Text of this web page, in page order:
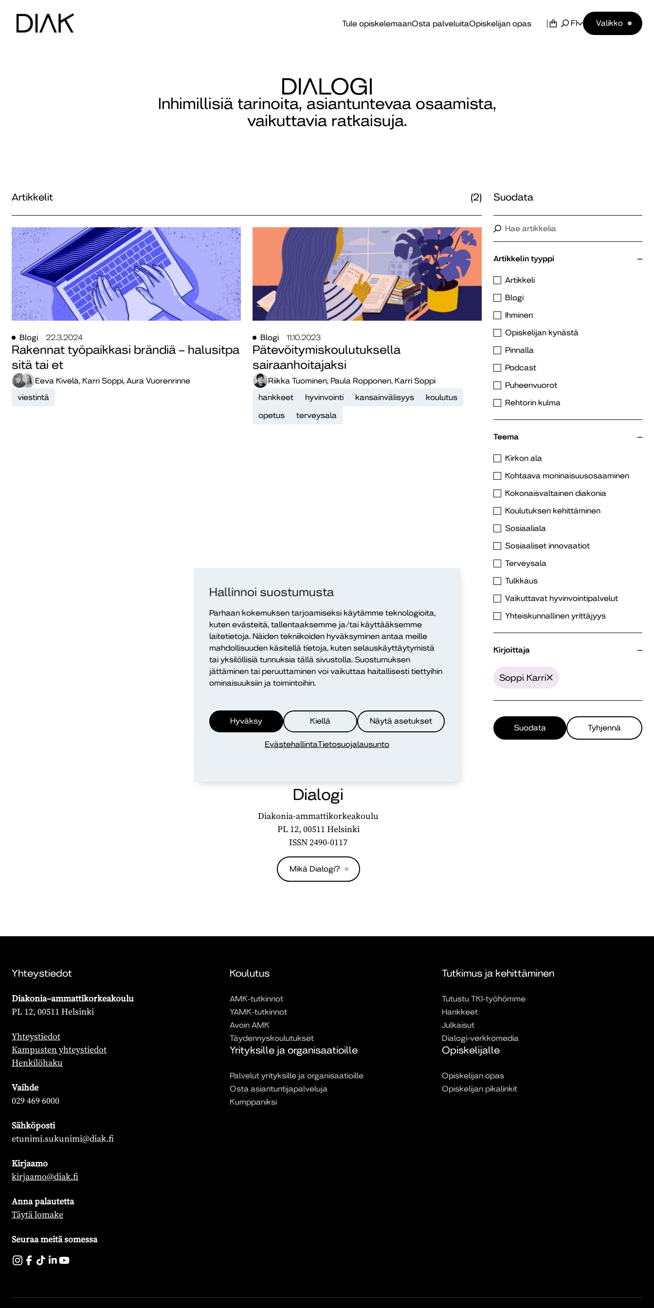
Hallinnoi suostumusta
Parhaan kokemuksen tarjoamiseksi käytämme teknologioita,
kuten evästeitä, tallentaaksemme ja/tai käyttääksemme
laitetietoja. Näiden tekniikoiden hyväksyminen antaa meille
mahdollisuuden käsitellä tietoja, kuten selauskäyttäytymistä
tai yksilöllisiä tunnuksia tällä sivustolla. Suostumuksen
jättäminen tai peruuttaminen voi vaikuttaa haitallisesti tiettyihin
ominaisuuksiin ja toimintoihin.
Hyväksy Kiellä Näytä asetukset
EvästehallintaTietosuojalausunto
Tule opiskelemaanOsta palveluitaOpiskelijan opas FI Valikko
Inhimillisiä tarinoita, asiantuntevaa osaamista,
vaikuttavia ratkaisuja.
Artikkelit (2)
Blogi 22.3.2024
Rakennat työpaikkasi brändiä – halusitpa
sitä tai et
Eeva Kivelä, Karri Soppi, Aura Vuorenrinne
viestintä
Blogi 11.10.2023
Pätevöitymiskoulutuksella
sairaanhoitajaksi
Riikka Tuominen, Paula Ropponen, Karri Soppi
hankkeet
hyvinvointi kansainvälisyys
koulutus
opetus
terveysala
Suodata
Artikkelin tyyppi
Artikkeli
Blogi
Ihminen
Opiskelijan kynästä
Pinnalla
Podcast
Puheenvuorot
Rehtorin kulma
Teema
Kirkon ala
Kohtaava moninaisuusosaaminen
Kokonaisvaltainen diakonia
Koulutuksen kehittäminen
Sosiaaliala
Sosiaaliset innovaatiot
Terveysala
Tulkkaus
Vaikuttavat hyvinvointipalvelut
Yhteiskunnallinen yrittäjyys
Kirjoittaja
Soppi Karri
Suodata Tyhjennä
Dialogi
Diakonia-ammattikorkeakoulu
PL 12, 00511 Helsinki
ISSN 2490-0117
Mikä Dialogi?
Yhteystiedot
Diakonia–ammattikorkeakoulu
PL 12, 00511 Helsinki
Yhteystiedot
Kampusten yhteystiedot
Henkilöhaku
Vaihde
029 469 6000
Sähköposti
etunimi.sukunimi@diak.fi
Kirjaamo
kirjaamo@diak.fi
Anna palautetta
Täytä lomake
Seuraa meitä somessa
Koulutus
AMK-tutkinnot
YAMK-tutkinnot
Avoin AMK
Täydennyskoulutukset
Yrityksille ja organisaatioille
Palvelut yrityksille ja organisaatioille
Osta asiantuntijapalveluja
Kumppaniksi
Tutkimus ja kehittäminen
Tutustu TKI-työhömme
Hankkeet
Julkaisut
Dialogi-verkkomedia
Opiskelijalle
Opiskelijan opas
Opiskelijan pikalinkit